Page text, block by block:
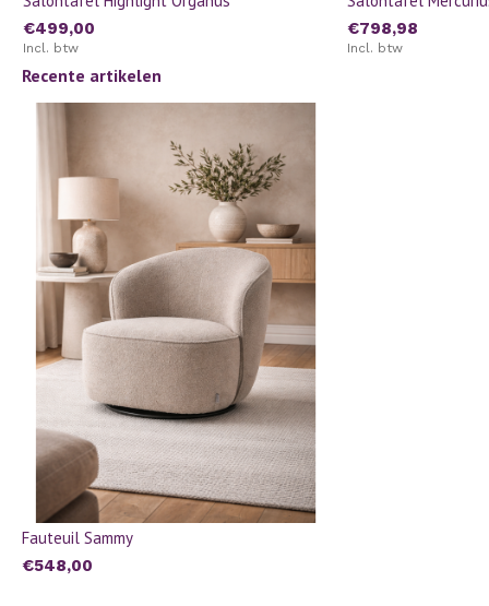
€499,00
Incl. btw
€798,98
Incl. btw
Recente artikelen
Fauteuil Sammy
€548,00